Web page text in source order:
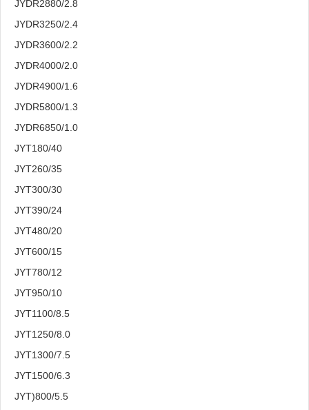
JYDR2880/2.8
JYDR3250/2.4
JYDR3600/2.2
JYDR4000/2.0
JYDR4900/1.6
JYDR5800/1.3
JYDR6850/1.0
JYT180/40
JYT260/35
JYT300/30
JYT390/24
JYT480/20
JYT600/15
JYT780/12
JYT950/10
JYT1100/8.5
JYT1250/8.0
JYT1300/7.5
JYT1500/6.3
JYT)800/5.5